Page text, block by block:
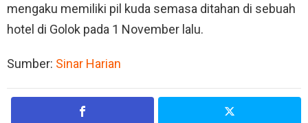
mengaku memiliki pil kuda semasa ditahan di sebuah
hotel di Golok pada 1 November lalu.
Sumber: Sinar Harian